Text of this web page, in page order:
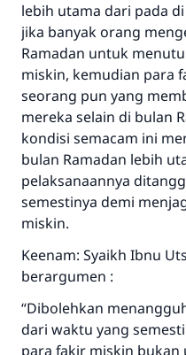
lebih utama dari pada
jika banyak orang
Ramadan untuk
miskin, kemudian para
seorang pun yang
mereka selain di bulan
kondisi semacam ini
bulan Ramadan lebih
pelaksanaannya
semestinya demi
miskin.
Keenam: Syaikh Ibnu
berargumen :
“Dibolehkan
dari waktu yang
para fakir miskin